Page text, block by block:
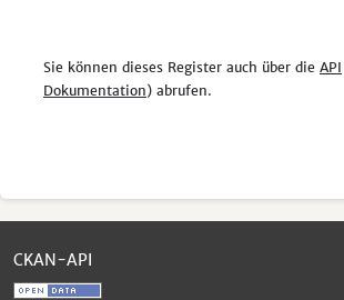
Sie können dieses Register auch über die API
Dokumentation) abrufen.
CKAN-API